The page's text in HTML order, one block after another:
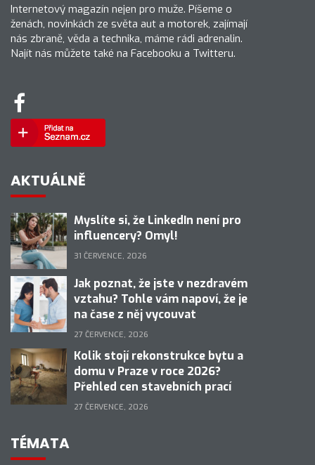
Internetový magazín nejen pro muže. Píšeme o
ženách, novinkách ze světa aut a motorek, zajímají
nás zbraně, věda a technika, máme rádi adrenalin.
Najít nás můžete také na Facebooku a Twitteru.
AKTUÁLNĚ
Myslíte si, že LinkedIn není pro
influencery? Omyl!
31 ČERVENCE, 2026
Jak poznat, že jste v nezdravém
vztahu? Tohle vám napoví, že je
na čase z něj vycouvat
27 ČERVENCE, 2026
Kolik stojí rekonstrukce bytu a
domu v Praze v roce 2026?
Přehled cen stavebních prací
27 ČERVENCE, 2026
TÉMATA